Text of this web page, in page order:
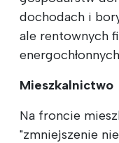
dochodach i
ale rentownych
Mieszkalnictwo
Na froncie
"zmniejszenie